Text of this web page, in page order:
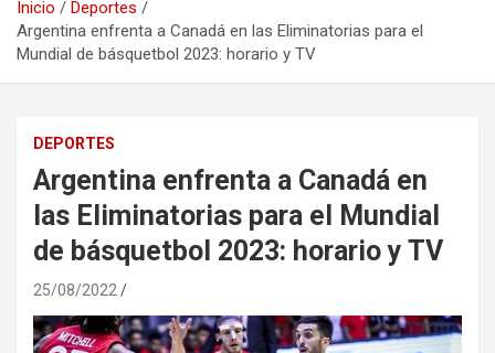
Inicio
Deportes
Argentina enfrenta a Canadá en las Eliminatorias para el
Mundial de básquetbol 2023: horario y TV
DEPORTES
Argentina enfrenta a Canadá en
las Eliminatorias para el Mundial
de básquetbol 2023: horario y TV
25/08/2022